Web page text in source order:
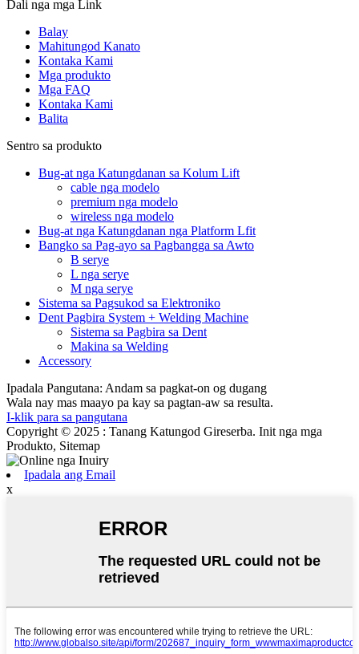
Dali nga mga Link
Balay
Mahitungod Kanato
Kontaka Kami
Mga produkto
Mga FAQ
Kontaka Kami
Balita
Sentro sa produkto
Bug-at nga Katungdanan sa Kolum Lift
cable nga modelo
premium nga modelo
wireless nga modelo
Bug-at nga Katungdanan nga Platform Lfit
Bangko sa Pag-ayo sa Pagbangga sa Awto
B serye
L nga serye
M nga serye
Sistema sa Pagsukod sa Elektroniko
Dent Pagbira System + Welding Machine
Sistema sa Pagbira sa Dent
Makina sa Welding
Accessory
Ipadala Pangutana: Andam sa pagkat-on og dugang
Wala nay mas maayo pa kay sa pagtan-aw sa resulta.
I-klik para sa pangutana
Copyright © 2025 : Tanang Katungod Gireserba. Init nga mga
Produkto, Sitemap
Ipadala ang Email
x